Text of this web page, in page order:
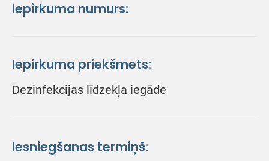
Iepirkuma numurs:
Iepirkuma priekšmets:
Dezinfekcijas līdzekļa iegāde
Iesniegšanas termiņš: